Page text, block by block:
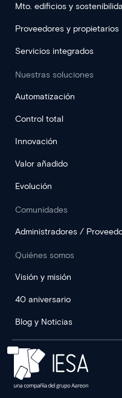
Mto. edificios y
Proveedores y propietarios
Servicios integrados
Nuestras soluciones
Automatización
Control total
Innovación
Valor añadido
Evolución
Comunidades
Administradores /
Quiénes somos
Visión y misión
40 aniversario
Blog y Noticias